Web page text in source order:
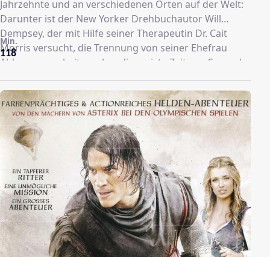
Jahrzehnte und an verschiedenen Orten auf der Welt:
Darunter ist der New Yorker Drehbuchautor Will
Dempsey, der mit Hilfe seiner Therapeutin Dr. Cait
Morris versucht, die Trennung von seiner Ehefrau
Abby zu verarbeiten, aber die meiste Zeit von Samuel
L. Jackson träumt. Auf einer spanischen Farm kümmert
sich der Besitzer Vincent Saccione etwas zu sehr um
den Sohn und die Frau seines Angestellten Javier
Gonzalez. Und Dylan tritt an ihrem 21. Geburtstag mit
ihrer Metal-Band auf, legt sich dann aber mit einem
Flaschenwerfer aus dem Publikum an und trifft später
auf einer Bank am Straßenrand auf ihre große Liebe.
118
Min.